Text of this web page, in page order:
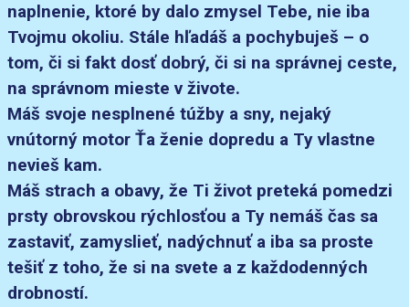
naplnenie, ktoré by dalo zmysel Tebe, nie iba
Tvojmu okoliu. Stále hľadáš a pochybuješ – o
tom, či si fakt dosť dobrý, či si na správnej ceste,
na správnom mieste v živote.
Máš svoje nesplnené túžby a sny, nejaký
vnútorný motor Ťa ženie dopredu a Ty vlastne
nevieš kam.
Máš strach a obavy, že Ti život preteká pomedzi
prsty obrovskou rýchlosťou a Ty nemáš čas sa
zastaviť, zamyslieť, nadýchnuť a iba sa proste
tešiť z toho, že si na svete a z každodenných
drobností.